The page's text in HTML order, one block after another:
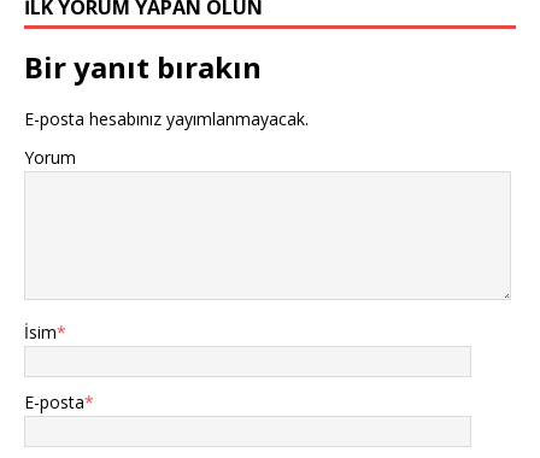
İLK YORUM YAPAN OLUN
Bir yanıt bırakın
E-posta hesabınız yayımlanmayacak.
Yorum
İsim*
E-posta*